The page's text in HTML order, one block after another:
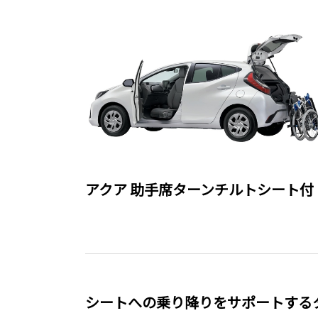
アクア 助手席ターンチルトシート付
シートへの乗り降りをサポートする